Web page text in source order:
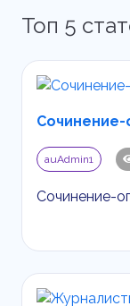
Топ 5
Сочинение-
auAdmin1
Сочинение-